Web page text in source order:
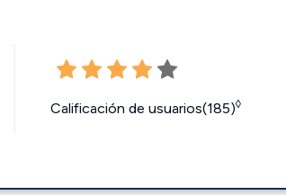
Calificación de usuarios(185)◊